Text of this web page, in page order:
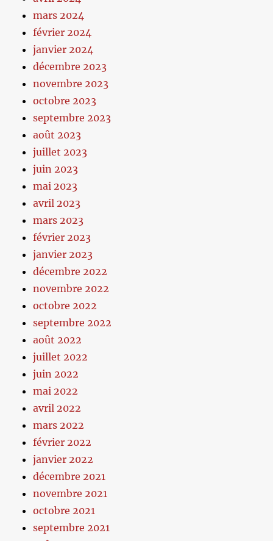
mars 2024
février 2024
janvier 2024
décembre 2023
novembre 2023
octobre 2023
septembre 2023
août 2023
juillet 2023
juin 2023
mai 2023
avril 2023
mars 2023
février 2023
janvier 2023
décembre 2022
novembre 2022
octobre 2022
septembre 2022
août 2022
juillet 2022
juin 2022
mai 2022
avril 2022
mars 2022
février 2022
janvier 2022
décembre 2021
novembre 2021
octobre 2021
septembre 2021